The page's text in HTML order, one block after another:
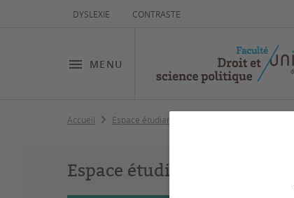
DYSLEXIE CONTRASTE
MENU
Accueil Espace étudiant
Espace étudiant